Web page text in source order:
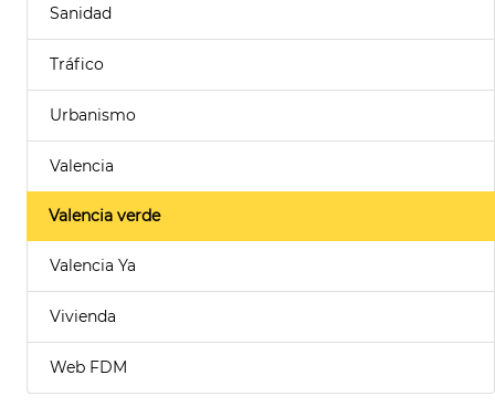
Sanidad
Tráfico
Urbanismo
Valencia
Valencia verde
Valencia Ya
Vivienda
Web FDM